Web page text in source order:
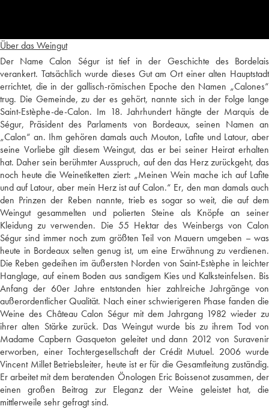
Über das Weingut
Der Name Calon Ségur ist tief in der Geschichte des Bordelais
verankert. Tatsächlich wurde dieses Gut am Ort einer alten Hauptstadt
errichtet, die in der gallisch-römischen Epoche den Namen „Calones“
trug. Die Gemeinde, zu der es gehört, nannte sich in der Folge lange
Saint-Estèphe-de-Calon. Im 18. Jahrhundert hängte der Marquis de
Ségur, Präsident des Parlaments von Bordeaux, seinen Namen an
„Calon“ an. Ihm gehören damals auch Mouton, Lafite und Latour, aber
seine Vorliebe gilt diesem Weingut, das er bei seiner Heirat erhalten
hat. Daher sein berühmter Ausspruch, auf den das Herz zurückgeht, das
noch heute die Weinetiketten ziert: „Meinen Wein mache ich auf Lafite
und auf Latour, aber mein Herz ist auf Calon.“ Er, den man damals auch
den Prinzen der Reben nannte, trieb es sogar so weit, die auf dem
Weingut gesammelten und polierten Steine als Knöpfe an seiner
Kleidung zu verwenden. Die 55 Hektar des Weinbergs von Calon
Ségur sind immer noch zum größten Teil von Mauern umgeben – was
heute in Bordeaux selten genug ist, um eine Erwähnung zu verdienen.
Die Reben gedeihen im äußersten Norden von Saint-Estèphe in leichter
Hanglage, auf einem Boden aus sandigem Kies und Kalksteinfelsen. Bis
Anfang der 60er Jahre entstanden hier zahlreiche Jahrgänge von
außerordentlicher Qualität. Nach einer schwierigeren Phase fanden die
Weine des Château Calon Ségur mit dem Jahrgang 1982 wieder zu
ihrer alten Stärke zurück. Das Weingut wurde bis zu ihrem Tod von
Madame Capbern Gasqueton geleitet und dann 2012 von Suravenir
erworben, einer Tochtergesellschaft der Crédit Mutuel. 2006 wurde
Vincent Millet Betriebsleiter, heute ist er für die Gesamtleitung zuständig.
Er arbeitet mit dem beratenden Önologen Eric Boissenot zusammen, der
einen großen Beitrag zur Eleganz der Weine geleistet hat, die
mittlerweile sehr gefragt sind.